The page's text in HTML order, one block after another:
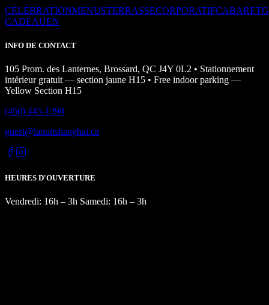
CÉLÉBRATIONMENUSTERRASSECORPORATIFCABARET
CADEAUEN
INFO DE CONTACT
105 Prom. des Lanternes, Brossard, QC J4Y 0L2 • Stationnement
intérieur gratuit — section jaune H15 • Free indoor parking —
Yellow Section H15
(450) 445-1398
guest@lanuitshanghai.ca
HEURES D'OUVERTURE
Vendredi: 16h – 3h Samedi: 16h – 3h